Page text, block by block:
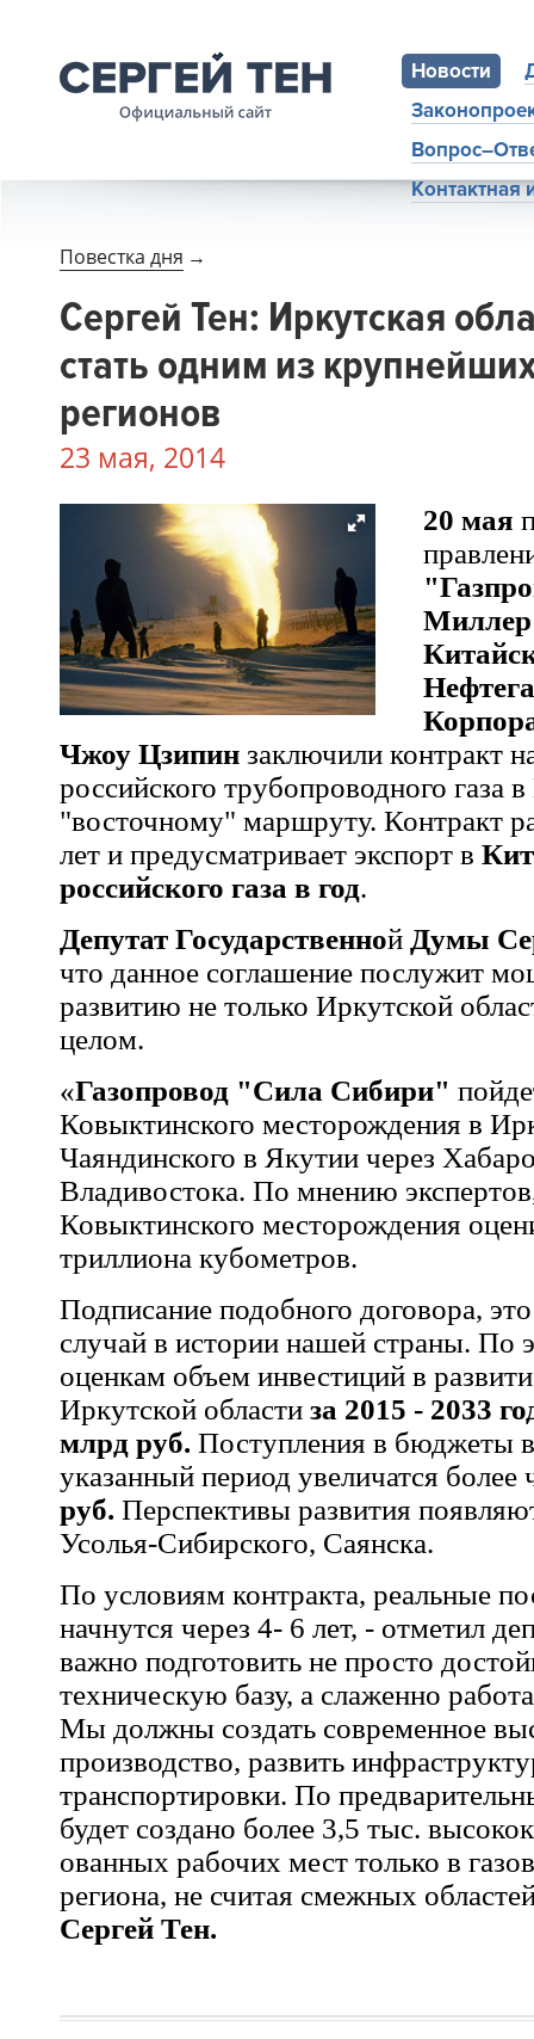
Новости
Повестка дня →
Сергей Тен: Иркутская
стать одним из
регионов
23 мая, 2014
20 мая
Миллер
Чжоу Цзипин заключили контракт
российского трубопроводного газа
"восточному" маршруту. Контракт
лет и предусматривает экспорт в
российского газа в год.
Депутат Государственной Думы
что данное соглашение послужит
развитию не только Иркутской
целом.
«Газопровод "Сила Сибири"
Ковыктинского месторождения в
Чаяндинского в Якутии через
Владивостока. По мнению
Ковыктинского месторождения
триллиона кубометров.
Подписание подобного договора,
случай в истории нашей страны. По
оценкам объем инвестиций в
Иркутской области за 2015 - 2033
млрд руб. Поступления в бюджеты
указанный период увеличатся более
руб. Перспективы развития
Усолья-Сибирского, Саянска.
По условиям контракта, реальные
начнутся через 4- 6 лет, - отметил
важно подготовить не просто
техническую базу, а слаженно
Мы должны создать современное
производство, развить
транспортировки. По
будет создано более 3,5 тыс.
ованных рабочих мест только в
региона, не считая смежных
Сергей Тен.